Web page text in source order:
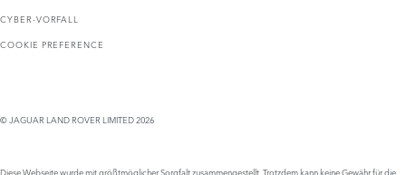
CYBER-VORFALL
COOKIE PREFERENCE
© JAGUAR LAND ROVER LIMITED 2026
Diese Webseite wurde mit größtmöglicher Sorgfalt zusammengestellt. Trotzdem kann keine Gewähr für die